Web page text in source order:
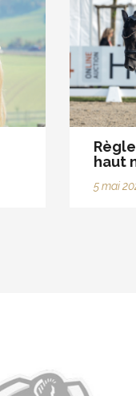
haut
5 mai